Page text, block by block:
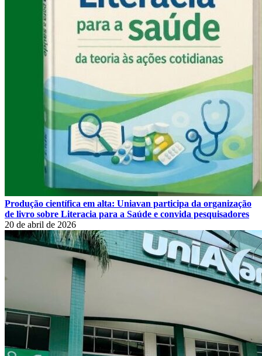
Produção científica em alta: Uniavan participa da organização
de livro sobre Literacia para a Saúde e convida pesquisadores
20 de abril de 2026